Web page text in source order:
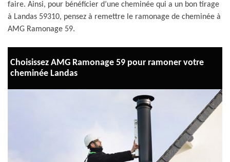
faire. Ainsi, pour bénéficier d’une cheminée qui a un bon tirage
à Landas 59310, pensez à remettre le ramonage de cheminée à
AMG Ramonage 59.
Choisissez AMG Ramonage 59 pour ramoner votre
cheminée Landas